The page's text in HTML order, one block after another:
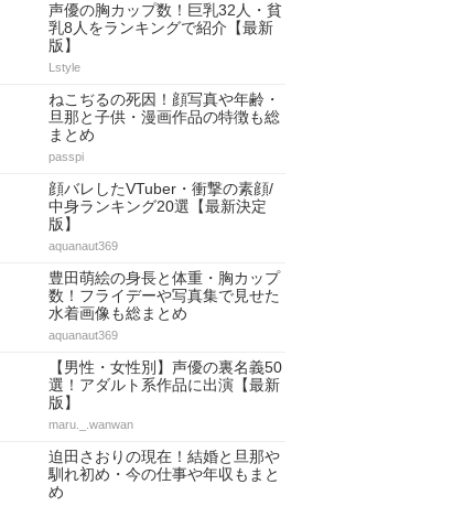
声優の胸カップ数！巨乳32人・貧
乳8人をランキングで紹介【最新
版】
Lstyle
ねこぢるの死因！顔写真や年齢・
旦那と子供・漫画作品の特徴も総
まとめ
passpi
顔バレしたVTuber・衝撃の素顔/
中身ランキング20選【最新決定
版】
aquanaut369
豊田萌絵の身長と体重・胸カップ
数！フライデーや写真集で見せた
水着画像も総まとめ
aquanaut369
【男性・女性別】声優の裏名義50
選！アダルト系作品に出演【最新
版】
maru._.wanwan
迫田さおりの現在！結婚と旦那や
馴れ初め・今の仕事や年収もまと
め